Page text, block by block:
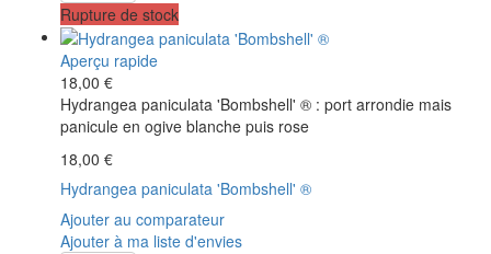
Rupture de stock
Aperçu rapide
18,00 €
Hydrangea paniculata 'Bombshell' ® : port arrondie mais
panicule en ogive blanche puis rose
18,00 €
Hydrangea paniculata 'Bombshell' ®
Ajouter au comparateur
Ajouter à ma liste d'envies